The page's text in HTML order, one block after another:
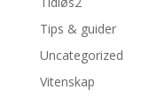
Tips & guider
Uncategorized
Vitenskap